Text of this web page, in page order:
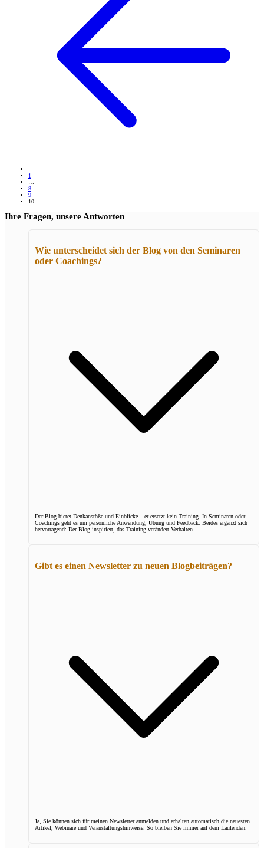
1
8
9
10
Ihre Fragen, unsere Antworten
Wie unterscheidet sich der Blog von den Seminaren
oder Coachings?
Der Blog bietet Denkanstöße und Einblicke – er ersetzt kein Training. In Seminaren oder
Coachings geht es um persönliche Anwendung, Übung und Feedback. Beides ergänzt sich
hervorragend: Der Blog inspiriert, das Training verändert Verhalten.
Gibt es einen Newsletter zu neuen Blogbeiträgen?
Ja, Sie können sich für meinen Newsletter anmelden und erhalten automatisch die neuesten
Artikel, Webinare und Veranstaltungshinweise. So bleiben Sie immer auf dem Laufenden.